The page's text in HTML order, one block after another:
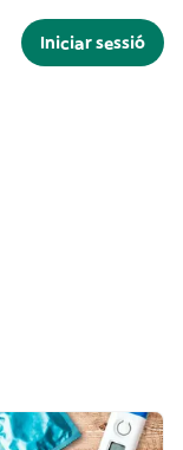
Iniciar sessió